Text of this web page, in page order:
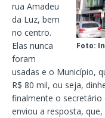
Foto:
rua Amadeu
da Luz, bem
no centro.
Elas nunca
foram
usadas e o Município,
R$ 80 mil, ou seja,
finalmente o secretário
enviou a resposta,